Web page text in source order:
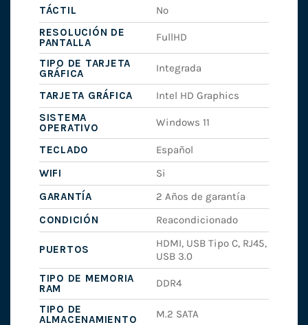
TÁCTIL
No
RESOLUCIÓN DE
PANTALLA
FullHD
TIPO DE TARJETA
GRÁFICA
Integrada
TARJETA GRÁFICA
Intel HD Graphics
SISTEMA
OPERATIVO
Windows 11
TECLADO
Español
WIFI
Si
GARANTÍA
2 Años de garantía
CONDICIÓN
Reacondicionado
PUERTOS
HDMI, USB Tipo C, RJ45,
USB 3.0
TIPO DE MEMORIA
RAM
DDR4
TIPO DE
ALMACENAMIENTO
M.2 SATA